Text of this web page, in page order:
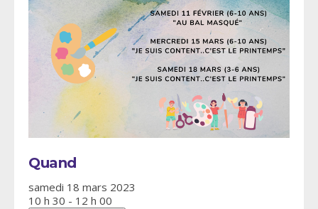
Quand
samedi 18 mars 2023
10 h 30 - 12 h 00